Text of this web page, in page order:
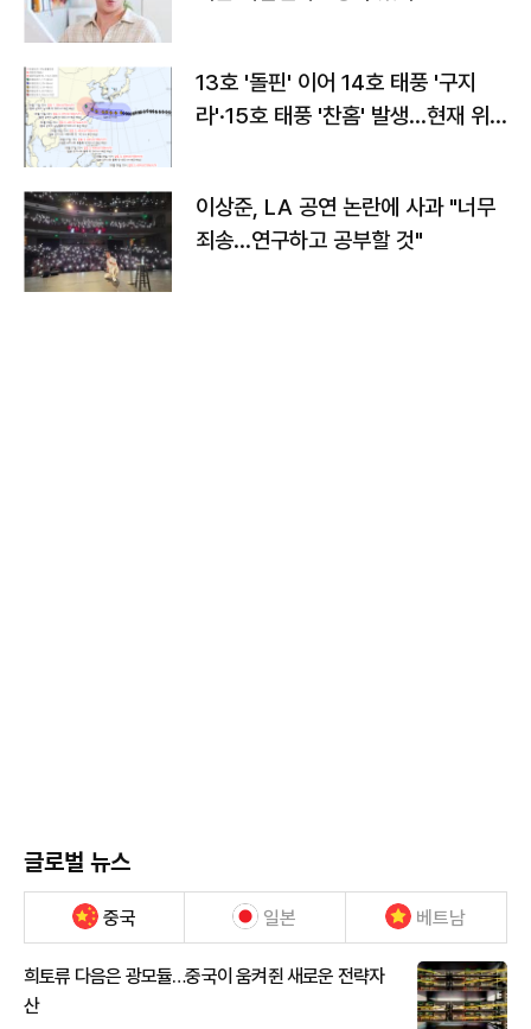
13호 '돌핀' 이어 14호 태풍 '구지
라'·15호 태풍 '찬홈' 발생…현재 위
이상준, LA 공연 논란에 사과 "너무
죄송…연구하고 공부할 것"
글로벌 뉴스
중국 일본 베트남
희토류 다음은 광모듈…중국이 움켜쥔 새로운 전략자
산